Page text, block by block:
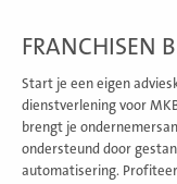
FRANCHISEN
Start je een eigen
dienstverlening voor
brengt je
ondersteund door
automatisering.